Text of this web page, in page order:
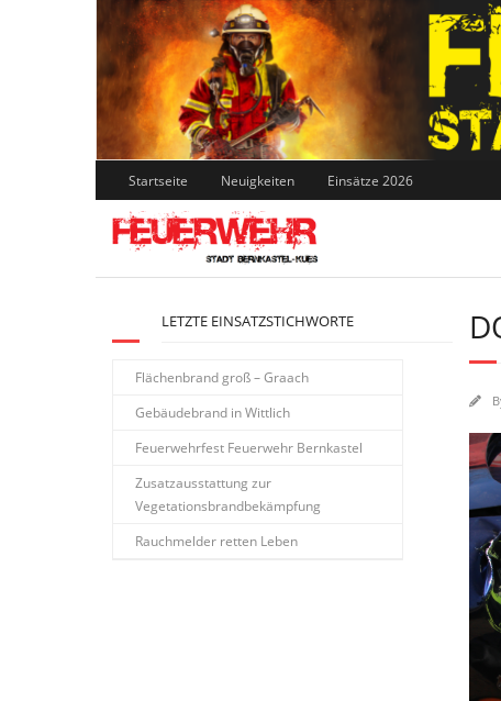
Skip
to
content
Startseite Neuigkeiten Einsätze 2026
LETZTE EINSATZSTICHWORTE
Flächenbrand groß – Graach
Gebäudebrand in Wittlich
Feuerwehrfest Feuerwehr Bernkastel
Zusatzausstattung zur
Vegetationsbrandbekämpfung
Rauchmelder retten Leben